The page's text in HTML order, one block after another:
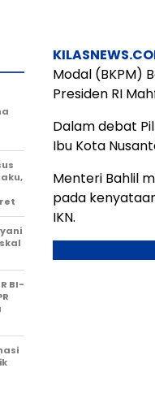
Modal (BKPM)
Presiden RI
Dalam debat
Ibu Kota
Menteri Bahlil
pada
IKN.
BI-